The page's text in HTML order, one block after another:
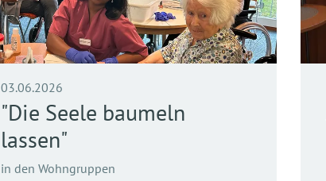
03.06.2026
"Die Seele baumeln
lassen"
in den Wohngruppen